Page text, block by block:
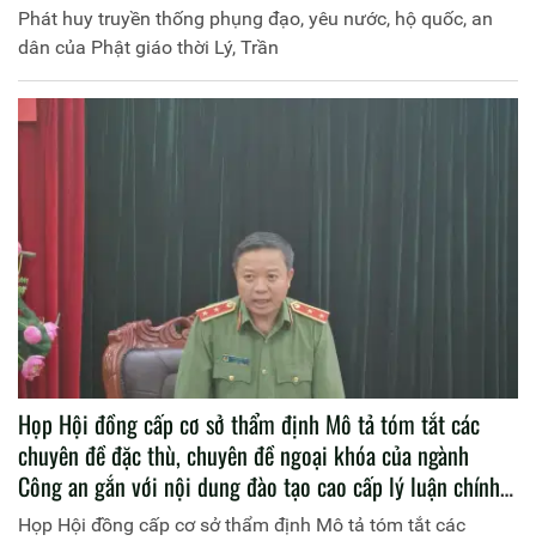
Phát huy truyền thống phụng đạo, yêu nước, hộ quốc, an
dân của Phật giáo thời Lý, Trần
Họp Hội đồng cấp cơ sở thẩm định Mô tả tóm tắt các
chuyên đề đặc thù, chuyên đề ngoại khóa của ngành
Công an gắn với nội dung đào tạo cao cấp lý luận chính
trị
Họp Hội đồng cấp cơ sở thẩm định Mô tả tóm tắt các